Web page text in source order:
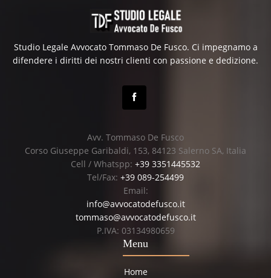
Studio Legale Avvocato Tommaso De Fusco. Ci impegnamo a
difendere i diritti dei nostri clienti con passione e dedizione.
Avv. Tommaso De Fusco
Corso Giuseppe Garibaldi, 153, 84123 Salerno SA, Italia
Cell / Whatspp: +39 3351445532
Tel/Fax: +39 089-254499
Email:
info@avvocatodefusco.it
tommaso@avvocatodefusco.it
P.IVA: 03134980659
Menu
Home